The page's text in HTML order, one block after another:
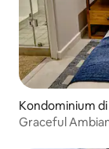
Kondominium di
Graceful